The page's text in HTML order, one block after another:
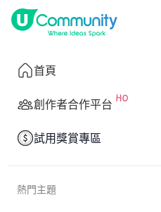
首頁
創作者合作平台
試用獎賞專區
熱門主題